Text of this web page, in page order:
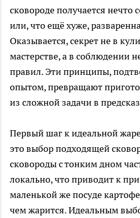
сковороде получается нечто
или, что ещё хуже,
Оказывается, секрет не в
мастерстве, а в соблюдении
правил. Эти принципы,
опытом, превращают
из сложной задачи в
Первый шаг к идеальной
это выбор подходящей
сковороды с тонким дном
локально, что приводит к
маленькой же посуде
чем жарится. Идеальным